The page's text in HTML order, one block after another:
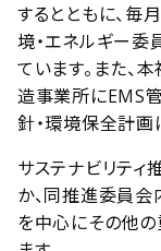
するとともに、毎
境・エネルギー委
ています。また、
造事業所にEMS
針・環境保全計画
サステナビリティ
か、同推進委員会
を中心にその他